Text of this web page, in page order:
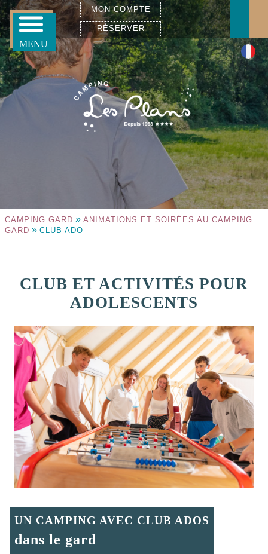
MON COMPTE
RÉSERVER
CAMPING GARD » ANIMATIONS ET SOIRÉES AU CAMPING
GARD » CLUB ADO
CLUB ET ACTIVITÉS POUR
ADOLESCENTS
UN CAMPING AVEC CLUB ADOS
dans le gard